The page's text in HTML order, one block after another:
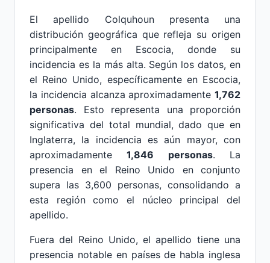
El apellido Colquhoun presenta una
distribución geográfica que refleja su origen
principalmente en Escocia, donde su
incidencia es la más alta. Según los datos, en
el Reino Unido, específicamente en Escocia,
la incidencia alcanza aproximadamente 1,762
personas. Esto representa una proporción
significativa del total mundial, dado que en
Inglaterra, la incidencia es aún mayor, con
aproximadamente1,846 personas. La
presencia en el Reino Unido en conjunto
supera las 3,600 personas, consolidando a
esta región como el núcleo principal del
apellido.
Fuera del Reino Unido, el apellido tiene una
presencia notable en países de habla inglesa